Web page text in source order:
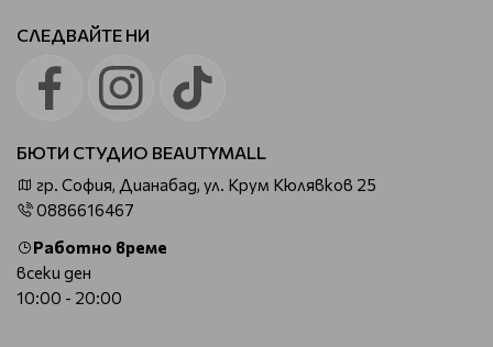
СЛЕДВАЙТЕ НИ
БЮТИ СТУДИО BEAUTYMALL
гр. София, Дианабад, ул. Крум Кюлявков 25
0886616467
Работно време
всеки ден
10:00 - 20:00